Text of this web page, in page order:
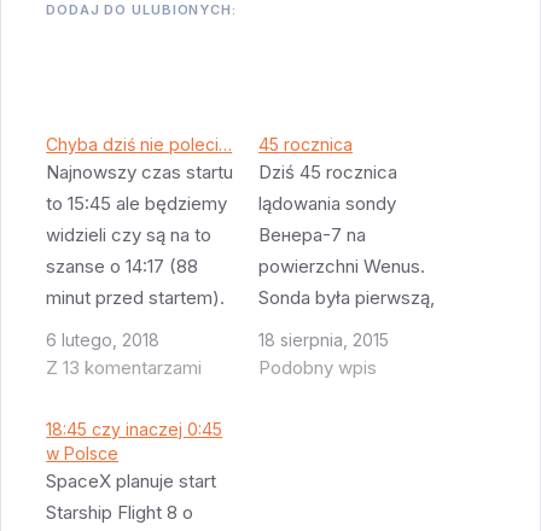
DODAJ DO ULUBIONYCH:
Chyba dziś nie poleci…
Najnowszy czas startu
to 15:45 ale będziemy
widzieli czy są na to
szanse o 14:17 (88
minut przed startem).
Wtedy to musza
podjąć decyzje czy
Edycja - Musk mówi
że 15:45 się uda:
https://twitter.com/elo
nmusk/status/960949
6 lutego, 2018
Z 13 komentarzami
45 rocznica
Dziś 45 rocznica
lądowania sondy
Венера-7 na
powierzchni Wenus.
Sonda była pierwszą,
która przekazała
jakieś dane z
18 sierpnia, 2015
Podobny wpis
18:45 czy inaczej 0:45
w Polsce
SpaceX planuje start
Starship Flight 8 o